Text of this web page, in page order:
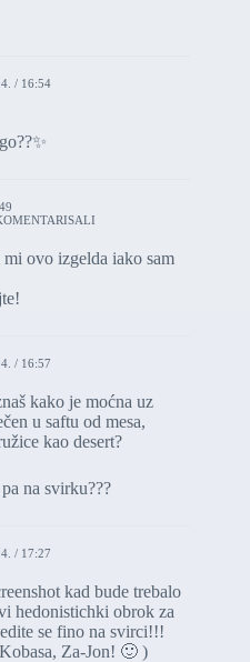
/ 16:54
ovo izgelda iako sam
/ 16:57
kako je moćna uz
u saftu od mesa,
kao desert?
na svirku???
/ 17:27
kad bude trebalo
hedonistichki obrok za
se fino na svirci!!!
Za-Jon! 🙂 )